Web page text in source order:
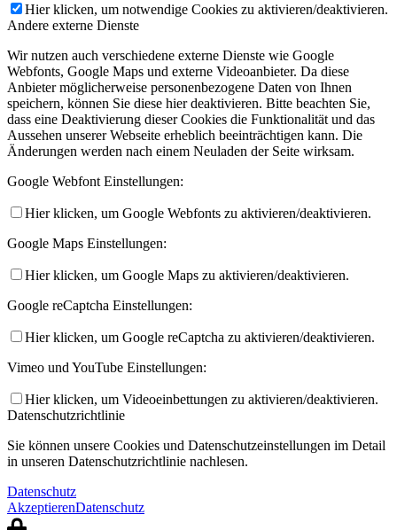
Hier klicken, um notwendige Cookies zu aktivieren/deaktivieren.
Andere externe Dienste
Wir nutzen auch verschiedene externe Dienste wie Google
Webfonts, Google Maps und externe Videoanbieter. Da diese
Anbieter möglicherweise personenbezogene Daten von Ihnen
speichern, können Sie diese hier deaktivieren. Bitte beachten Sie,
dass eine Deaktivierung dieser Cookies die Funktionalität und das
Aussehen unserer Webseite erheblich beeinträchtigen kann. Die
Änderungen werden nach einem Neuladen der Seite wirksam.
Google Webfont Einstellungen:
Hier klicken, um Google Webfonts zu aktivieren/deaktivieren.
Google Maps Einstellungen:
Hier klicken, um Google Maps zu aktivieren/deaktivieren.
Google reCaptcha Einstellungen:
Hier klicken, um Google reCaptcha zu aktivieren/deaktivieren.
Vimeo und YouTube Einstellungen:
Hier klicken, um Videoeinbettungen zu aktivieren/deaktivieren.
Datenschutzrichtlinie
Sie können unsere Cookies und Datenschutzeinstellungen im Detail
in unseren Datenschutzrichtlinie nachlesen.
Datenschutz
AkzeptierenDatenschutz